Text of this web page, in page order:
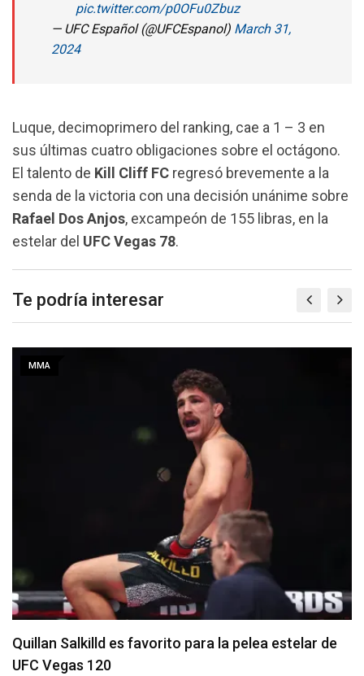
pic.twitter.com/p0OFu0Zbuz
— UFC Español (@UFCEspanol) March 31,
2024
Luque, decimoprimero del ranking, cae a 1 – 3 en
sus últimas cuatro obligaciones sobre el octágono.
El talento de Kill Cliff FC regresó brevemente a la
senda de la victoria con una decisión unánime sobre
Rafael Dos Anjos, excampeón de 155 libras, en la
estelar del UFCVegas 78.
Te podría interesar
MMA
Se anuncia la cartelera completa del UFC 331
06/08/2026